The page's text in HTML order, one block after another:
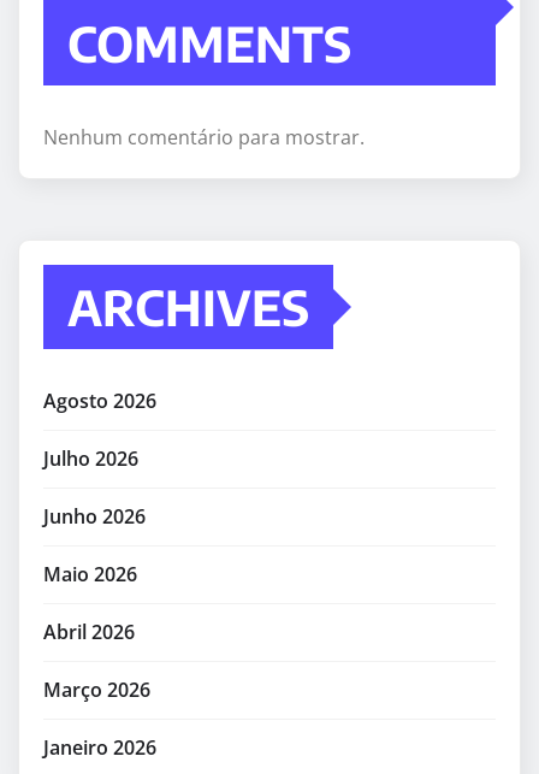
COMMENTS
Nenhum comentário para mostrar.
ARCHIVES
Agosto 2026
Julho 2026
Junho 2026
Maio 2026
Abril 2026
Março 2026
Janeiro 2026